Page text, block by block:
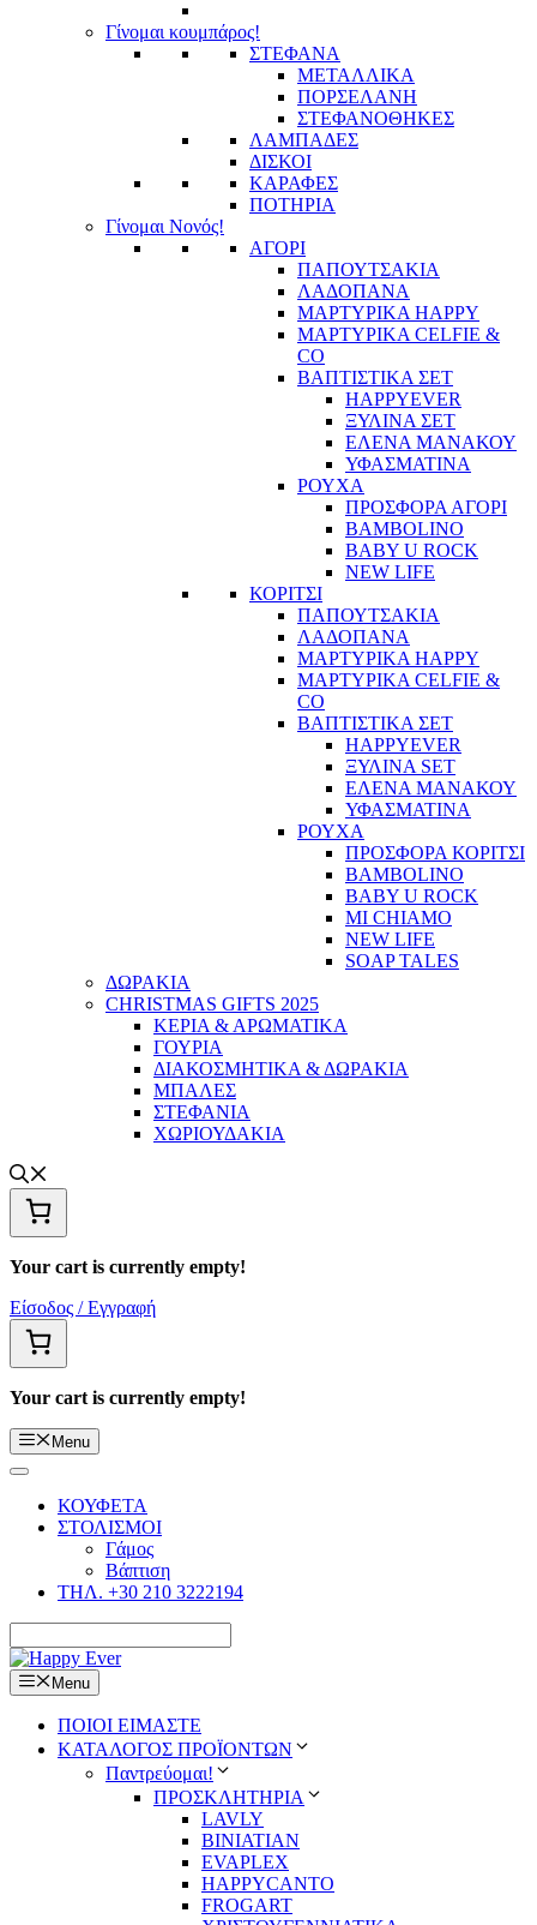
Γίνομαι κουμπάρος!
ΣΤΕΦΑΝΑ
ΜΕΤΑΛΛΙΚΑ
ΠΟΡΣΕΛΑΝΗ
ΣΤΕΦΑΝΟΘΗΚΕΣ
ΛΑΜΠΑΔΕΣ
ΔΙΣΚΟΙ
ΚΑΡΑΦΕΣ
ΠΟΤΗΡΙΑ
Γίνομαι Νονός!
ΑΓΟΡΙ
ΠΑΠΟΥΤΣΑΚΙΑ
ΛΑΔΟΠΑΝΑ
ΜΑΡΤΥΡΙΚΑ HAPPY
ΜΑΡΤΥΡΙΚΑ CELFIE &
CO
ΒΑΠΤΙΣΤΙΚΑ ΣΕΤ
HAPPYEVER
ΞΥΛΙΝΑ ΣΕΤ
ΕΛΕΝΑ ΜΑΝΑΚΟΥ
ΥΦΑΣΜΑΤΙΝΑ
ΡΟΥΧΑ
ΠΡΟΣΦΟΡΑ ΑΓΟΡΙ
BAMBOLINO
BABY U ROCK
NEW LIFE
ΚΟΡΙΤΣΙ
ΠΑΠΟΥΤΣΑΚΙΑ
ΛΑΔΟΠΑΝΑ
ΜΑΡΤΥΡΙΚΑ HAPPY
ΜΑΡΤΥΡΙΚΑ CELFIE &
CO
ΒΑΠΤΙΣΤΙΚΑ ΣΕΤ
HAPPYEVER
ΞΥΛΙΝΑ SET
ΕΛΕΝΑ ΜΑΝΑΚΟΥ
ΥΦΑΣΜΑΤΙΝΑ
ΡΟΥΧΑ
ΠΡΟΣΦΟΡΑ ΚΟΡΙΤΣΙ
BAMBOLINO
BABY U ROCK
MI CHIAMO
NEW LIFE
SOAP TALES
ΔΩΡΑΚΙΑ
CHRISTMAS GIFTS 2025
ΚΕΡΙΑ & ΑΡΩΜΑΤΙΚΑ
ΓΟΥΡΙΑ
ΔΙΑΚΟΣΜΗΤΙΚΑ & ΔΩΡΑΚΙΑ
ΜΠΑΛΕΣ
ΣΤΕΦΑΝΙΑ
ΧΩΡΙΟΥΔΑΚΙΑ
Your cart is currently empty!
Είσοδος / Εγγραφή
Your cart is currently empty!
Menu
ΚΟΥΦΕΤΑ
ΣΤΟΛΙΣΜΟΙ
Γάμος
Βάπτιση
ΤΗΛ. +30 210 3222194
Menu
ΠΟΙΟΙ ΕΙΜΑΣΤΕ
ΚΑΤΑΛΟΓΟΣ ΠΡΟΪΟΝΤΩΝ
Παντρεύομαι!
ΠΡΟΣΚΛΗΤΗΡΙΑ
LAVLY
BINIATIAN
EVAPLEX
HAPPYCANTO
FROGART